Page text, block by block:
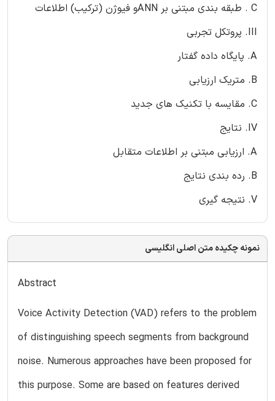
C . طبقه بندی مبتنی بر ANNو فیوژن (ترکیب) اطلاعات
III. پروتکل تجربی
A. پایگاه داده گفتار
B. متریک ارزیابی
C. مقایسه با تکنیک های جدید
IV. نتایج
A. ارزیابی مبتنی بر اطلاعات متقابل
B. رده بندی نتایج
V. نتیجه گیری
نمونه چکیده متن اصلی انگلیسی
Abstract
Voice Activity Detection (VAD) refers to the problem
of distinguishing speech segments from background
noise. Numerous approaches have been proposed for
this purpose. Some are based on features derived